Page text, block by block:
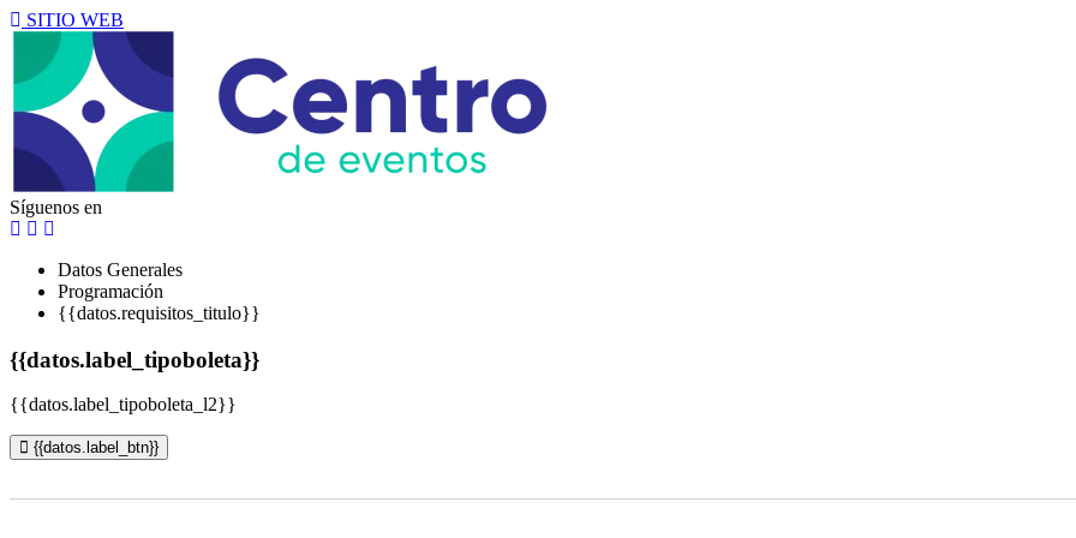
SITIO WEB
Síguenos en
Datos Generales
Programación
{{datos.requisitos_titulo}}
{{datos.label_tipoboleta}}
{{datos.label_tipoboleta_l2}}
{{datos.label_btn}}